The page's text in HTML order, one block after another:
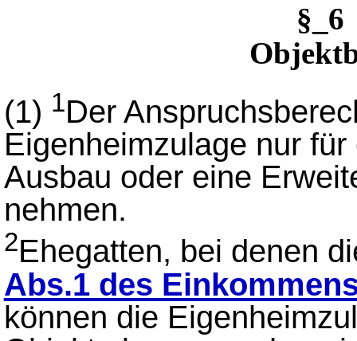
(1) 1Der
Eigenheimzulage nur
Ausbau oder eine
nehmen.
2Ehegatten, bei denen
Abs.1 des
können die